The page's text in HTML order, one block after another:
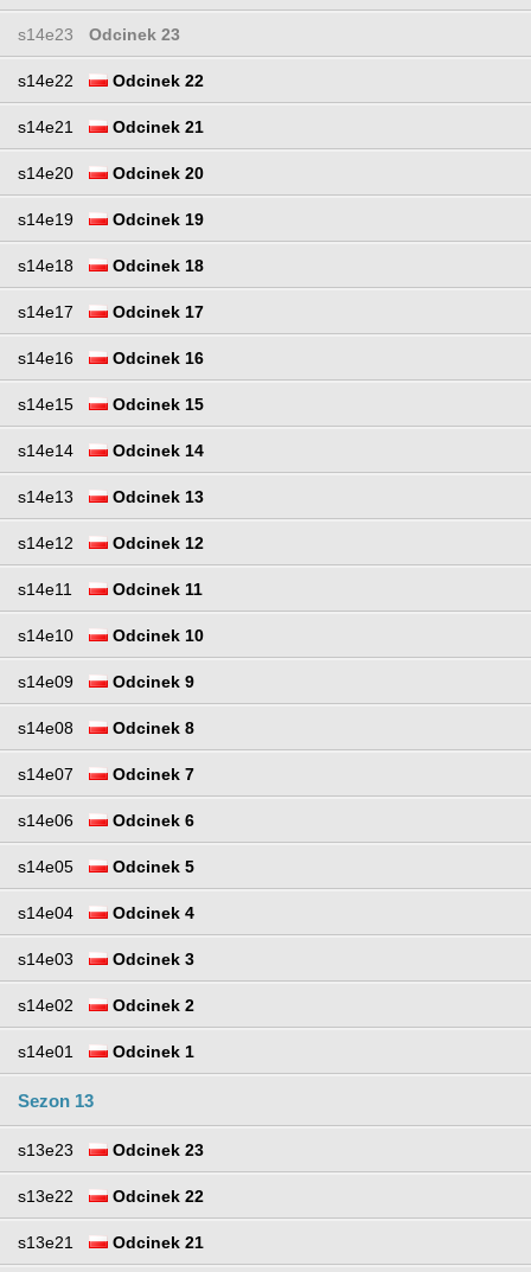
s14e23 Odcinek 23
s14e22 Odcinek 22
s14e21 Odcinek 21
s14e20 Odcinek 20
s14e19 Odcinek 19
s14e18 Odcinek 18
s14e17 Odcinek 17
s14e16 Odcinek 16
s14e15 Odcinek 15
s14e14 Odcinek 14
s14e13 Odcinek 13
s14e12 Odcinek 12
s14e11 Odcinek 11
s14e10 Odcinek 10
s14e09 Odcinek 9
s14e08 Odcinek 8
s14e07 Odcinek 7
s14e06 Odcinek 6
s14e05 Odcinek 5
s14e04 Odcinek 4
s14e03 Odcinek 3
s14e02 Odcinek 2
s14e01 Odcinek 1
Sezon 13
s13e23 Odcinek 23
s13e22 Odcinek 22
s13e21 Odcinek 21